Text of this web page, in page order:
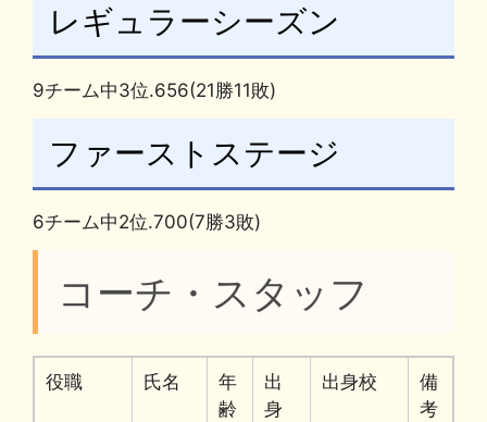
レギュラーシーズン
9チーム中3位.656(21勝11敗)
ファーストステージ
6チーム中2位.700(7勝3敗)
コーチ・スタッフ
役職 氏名
年
齢
出
身
出身校
備
考